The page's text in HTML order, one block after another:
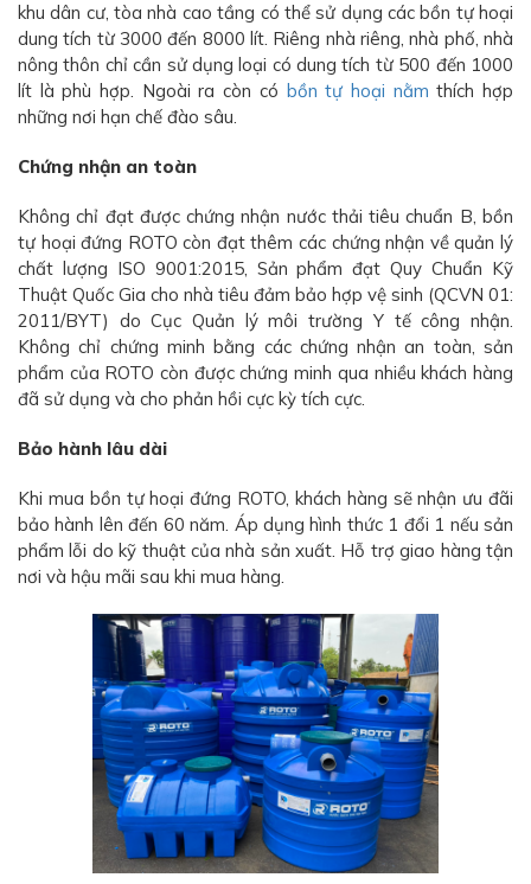
khu dân cư, tòa nhà cao tầng có thể sử dụng các bồn tự hoại
dung tích từ 3000 đến 8000 lít. Riêng nhà riêng, nhà phố, nhà
nông thôn chỉ cần sử dụng loại có dung tích từ 500 đến 1000
lít là phù hợp. Ngoài ra còn có bồn tự hoại nằm thích hợp
những nơi hạn chế đào sâu.
Chứng nhận an toàn
Không chỉ đạt được chứng nhận nước thải tiêu chuẩn B, bồn
tự hoại đứng ROTO còn đạt thêm các chứng nhận về quản lý
chất lượng ISO 9001:2015, Sản phẩm đạt Quy Chuẩn Kỹ
Thuật Quốc Gia cho nhà tiêu đảm bảo hợp vệ sinh (QCVN 01:
2011/BYT) do Cục Quản lý môi trường Y tế công nhận.
Không chỉ chứng minh bằng các chứng nhận an toàn, sản
phẩm của ROTO còn được chứng minh qua nhiều khách hàng
đã sử dụng và cho phản hồi cực kỳ tích cực.
Bảo hành lâu dài
Khi mua bồn tự hoại đứng ROTO, khách hàng sẽ nhận ưu đãi
bảo hành lên đến 60 năm. Áp dụng hình thức 1 đổi 1 nếu sản
phẩm lỗi do kỹ thuật của nhà sản xuất. Hỗ trợ giao hàng tận
nơi và hậu mãi sau khi mua hàng.